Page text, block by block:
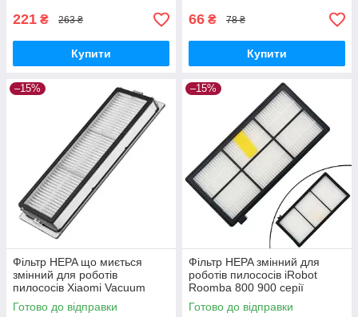
221 ₴ 263 ₴
Купити
66 ₴ 78 ₴
Купити
–15%
Фільтр HEPA що миється
змінний для роботів
пилососів Xiaomi Vacuum
Mop 1C
Готово до відправки
–15%
Фільтр HEPA змінний для
роботів пилососів iRobot
Roomba 800 900 серії
Готово до відправки